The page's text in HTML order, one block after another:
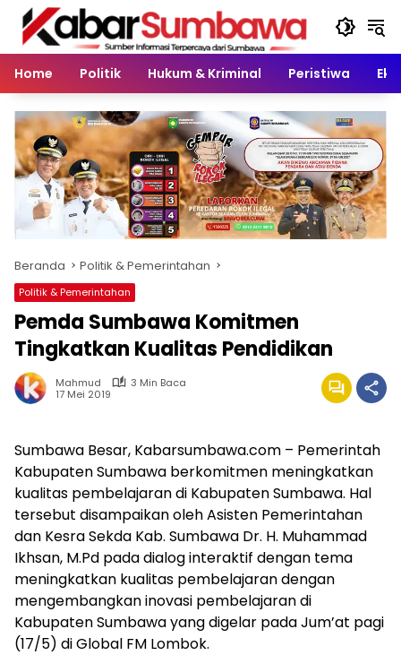
Langsung
konten
Home
Politik Hukum & Kriminal Peristiwa
Beranda Politik & Pemerintahan
Politik & Pemerintahan
Pemda Sumbawa Komitmen
Tingkatkan Kualitas Pendidikan
Mahmud
3 Min Baca
17 Mei 2019
Sumbawa Besar, Kabarsumbawa.com – Pemerintah
Kabupaten Sumbawa berkomitmen meningkatkan
kualitas pembelajaran di Kabupaten Sumbawa. Hal
tersebut disampaikan oleh Asisten Pemerintahan
dan Kesra Sekda Kab. Sumbawa Dr. H. Muhammad
Ikhsan, M.Pd pada dialog interaktif dengan tema
meningkatkan kualitas pembelajaran dengan
mengembangkan inovasi pembelajaran di
Kabupaten Sumbawa yang digelar pada Jum’at pagi
(17/5) di Global FM Lombok.